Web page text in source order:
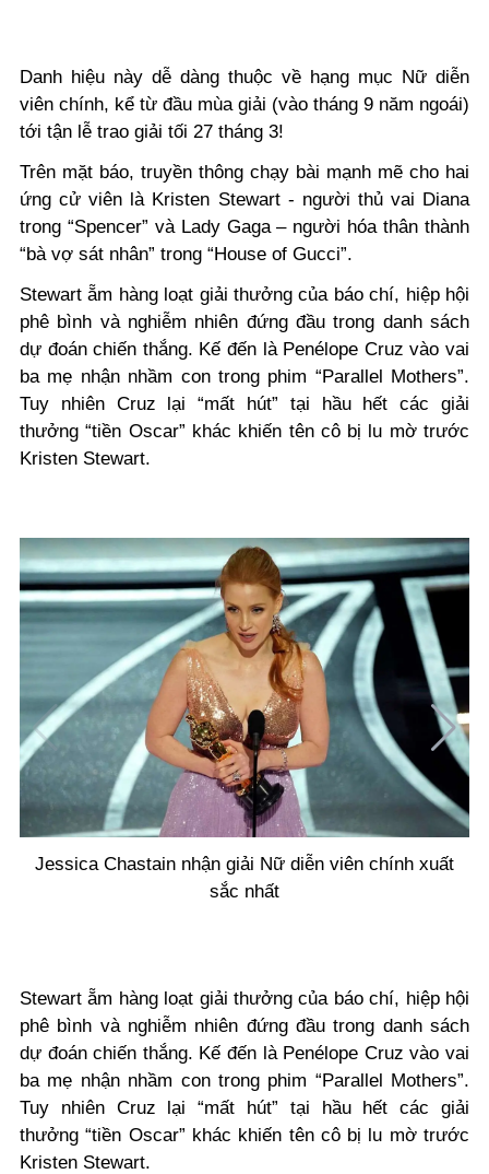
Danh hiệu này dễ dàng thuộc về hạng mục Nữ diễn
viên chính, kể từ đầu mùa giải (vào tháng 9 năm ngoái)
tới tận lễ trao giải tối 27 tháng 3!
Trên mặt báo, truyền thông chạy bài mạnh mẽ cho hai
ứng cử viên là Kristen Stewart - người thủ vai Diana
trong “Spencer” và Lady Gaga– người hóa thân thành
“bà vợ sát nhân” trong “House of Gucci”.
Stewart ẵm hàng loạt giải thưởng của báo chí, hiệp hội
phê bình và nghiễm nhiên đứng đầu trong danh sách
dự đoán chiến thắng. Kế đến là Penélope Cruz vào vai
ba mẹ nhận nhầm con trong phim “Parallel Mothers”.
Tuy nhiên Cruz lại “mất hút” tại hầu hết các giải
thưởng “tiền Oscar” khác khiến tên cô bị lu mờ trước
Kristen Stewart.
Jessica Chastain nhận giải Nữ diễn viên chính xuất
sắc nhất
Stewart ẵm hàng loạt giải thưởng của báo chí, hiệp hội
phê bình và nghiễm nhiên đứng đầu trong danh sách
dự đoán chiến thắng. Kế đến là Penélope Cruz vào vai
ba mẹ nhận nhầm con trong phim “Parallel Mothers”.
Tuy nhiên Cruz lại “mất hút” tại hầu hết các giải
thưởng “tiền Oscar” khác khiến tên cô bị lu mờ trước
Kristen Stewart.